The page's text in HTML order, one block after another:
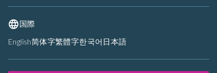
国際
English简体字繁體字한국어 日本語